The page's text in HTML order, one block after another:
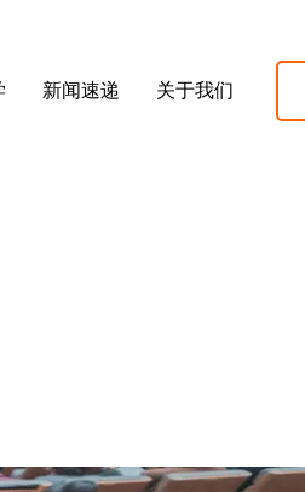
新闻速递 关于我们